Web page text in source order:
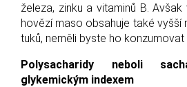
železa, zinku a vitaminů B.
hovězí maso obsahuje také vyšší
tuků, neměli byste ho konzumovat
Polysacharidy neboli
glykemickým indexem